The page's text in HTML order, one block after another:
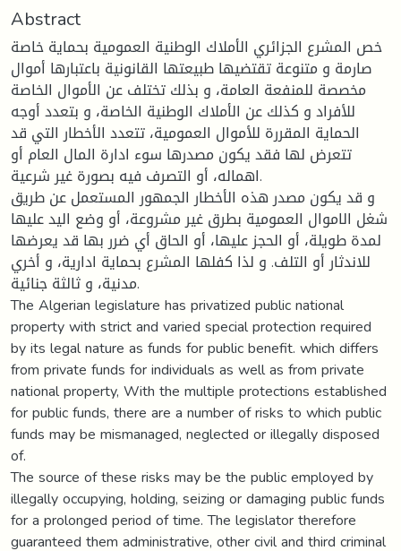
Abstract
خص المشرع الجزائري الأملاك الوطنية العمومية بحماية خاصة
صارمة و متنوعة تقتضيها طبيعتها القانونية باعتبارها أموال
مخصصة للمنفعة العامة، و بذلك تختلف عن الأموال الخاصة
للأفراد و كذلك عن الأملاك الوطنية الخاصة، و بتعدد أوجه
الحماية المقررة للأموال العمومية، تتعدد الأخطار التي قد
تتعرض لها فقد يكون مصدرها سوء ادارة المال العام أو
اهماله، أو التصرف فيه بصورة غير شرعية.
و قد يكون مصدر هذه الأخطار الجمهور المستعمل عن طريق
شغل الاموال العمومية بطرق غير مشروعة، أو وضع اليد عليها
لمدة طويلة، أو الحجز عليها، أو الحاق أي ضرر بها قد يعرضها
للاندثار أو التلف. و لذا كفلها المشرع بحماية ادارية، و أخري
مدنية، و ثالثة جنائية.
The Algerian legislature has privatized public national
property with strict and varied special protection required
by its legal nature as funds for public benefit. which differs
from private funds for individuals as well as from private
national property, With the multiple protections established
for public funds, there are a number of risks to which public
funds may be mismanaged, neglected or illegally disposed
of.
The source of these risks may be the public employed by
illegally occupying, holding, seizing or damaging public funds
for a prolonged period of time. The legislator therefore
guaranteed them administrative, other civil and third criminal